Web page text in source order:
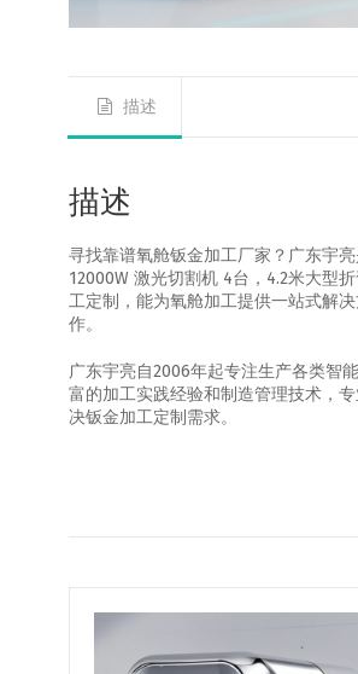
描述
描述
寻找靠谱氧舱钣金加工厂家？广东宇
12000W 激光切割机 4台，4.2米大型
工定制，能为氧舱加工提供一站式解
作。
广东宇亮自2006年起专注生产各类智
富的加工实践经验和制造管理技术，
决钣金加工定制需求。